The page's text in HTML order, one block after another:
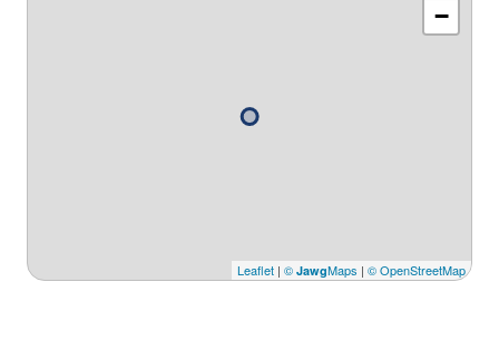
−
Leaflet | © JawgMaps | © OpenStreetMap